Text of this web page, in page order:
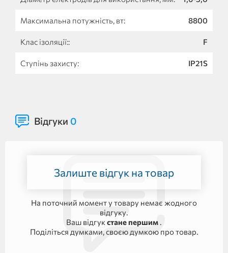
Максимальна потужність, вт: 8800
Клас ізоляції:: F
Ступінь захисту: IP21S
Відгуки 0
Залиште відгук на товар
На поточний момент у товару немає жодного
відгуку.
Ваш відгук стане першим .
Поділіться думками, своєю думкою про товар.